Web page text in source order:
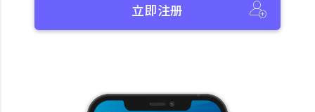
立即注册